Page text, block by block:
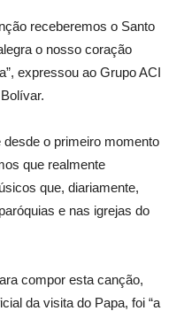
receberemos o Santo
o nosso coração
expressou ao Grupo ACI
o primeiro momento
que realmente
que, diariamente,
e nas igrejas do
compor esta canção,
da visita do Papa, foi “a